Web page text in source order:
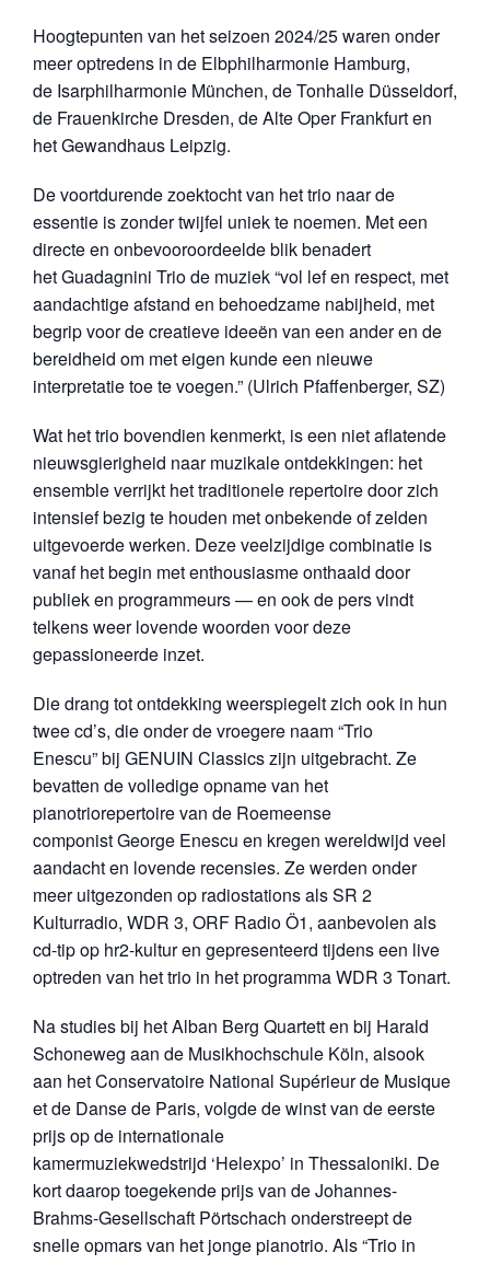
Hoogtepunten van het seizoen 2024/25 waren onder
meer optredens in de Elbphilharmonie Hamburg,
de Isarphilharmonie München, de Tonhalle Düsseldorf,
de Frauenkirche Dresden, de Alte Oper Frankfurt en
het Gewandhaus Leipzig.
De voortdurende zoektocht van het trio naar de
essentie is zonder twijfel uniek te noemen. Met een
directe en onbevooroordeelde blik benadert
het Guadagnini Trio de muziek “vol lef en respect, met
aandachtige afstand en behoedzame nabijheid, met
begrip voor de creatieve ideeën van een ander en de
bereidheid om met eigen kunde een nieuwe
interpretatie toe te voegen.” (Ulrich Pfaffenberger, SZ)
Wat het trio bovendien kenmerkt, is een niet aflatende
nieuwsgierigheid naar muzikale ontdekkingen: het
ensemble verrijkt het traditionele repertoire door zich
intensief bezig te houden met onbekende of zelden
uitgevoerde werken. Deze veelzijdige combinatie is
vanaf het begin met enthousiasme onthaald door
publiek en programmeurs — en ook de pers vindt
telkens weer lovende woorden voor deze
gepassioneerde inzet.
Die drang tot ontdekking weerspiegelt zich ook in hun
twee cd’s, die onder de vroegere naam “Trio
Enescu” bij GENUIN Classics zijn uitgebracht. Ze
bevatten de volledige opname van het
pianotriorepertoire van de Roemeense
componist George Enescu en kregen wereldwijd veel
aandacht en lovende recensies. Ze werden onder
meer uitgezonden op radiostations als SR 2
Kulturradio, WDR 3, ORF Radio Ö1, aanbevolen als
cd-tip op hr2-kultur en gepresenteerd tijdens een live
optreden van het trio in het programma WDR 3 Tonart.
Na studies bij het Alban Berg Quartett en bij Harald
Schoneweg aan de Musikhochschule Köln, alsook
aan het Conservatoire National Supérieur de Musique
et de Danse de Paris, volgde de winst van de eerste
prijs op de internationale
kamermuziekwedstrijd ‘Helexpo’ in Thessaloniki. De
kort daarop toegekende prijs van de Johannes-
Brahms-Gesellschaft Pörtschach onderstreept de
snelle opmars van het jonge pianotrio. Als “Trio in